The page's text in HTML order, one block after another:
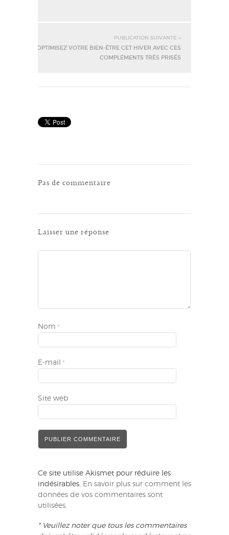
PUBLICATION SUIVANTE »
OPTIMISEZ VOTRE BIEN-ÊTRE CET HIVER AVEC CES
COMPLÉMENTS TRÈS PRISÉS
Pas de commentaire
Laisser une réponse
Nom *
E-mail *
Site web
Ce site utilise Akismet pour réduire les
indésirables.
En savoir plus sur comment les
données de vos commentaires sont
utilisées
* Veuillez noter que tous les commentaires